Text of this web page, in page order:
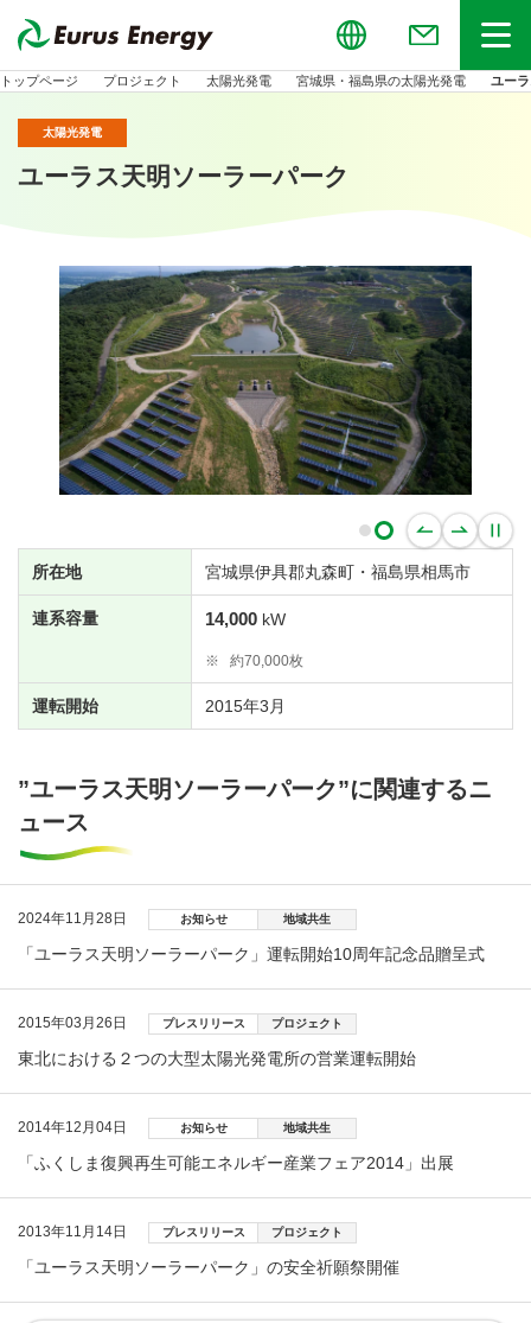
Globalお問い合わせメニュー
トップページ プロジェクト 太陽光発電 宮城県・福島県の太陽光発電 ユー
太陽光発電
ユーラス天明ソーラーパーク
所在地 宮城県伊具郡丸森町・福島県相馬市
連系容量 14,000 kW
※ 約70,000枚
運転開始 2015年3月
”ユーラス天明ソーラーパーク”に関連するニ
ュース
2024年11月28日 お知らせ 地域共生
「ユーラス天明ソーラーパーク」運転開始10周年記念品贈呈式
2015年03月26日 プレスリリース プロジェクト
東北における２つの大型太陽光発電所の営業運転開始
2014年12月04日 お知らせ 地域共生
「ふくしま復興再生可能エネルギー産業フェア2014」出展
2013年11月14日 プレスリリース プロジェクト
「ユーラス天明ソーラーパーク」の安全祈願祭開催